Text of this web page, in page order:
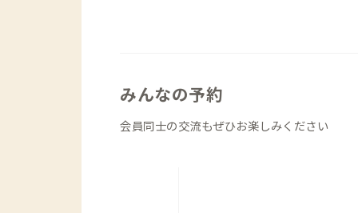
の竿燈（かんとう）まつり、仙台の七
を巡るホッピングにも重宝します。
みんなの予約
会員同士の交流もぜひお楽しみください